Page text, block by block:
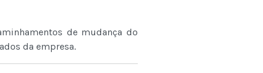
de mudança do
da empresa.